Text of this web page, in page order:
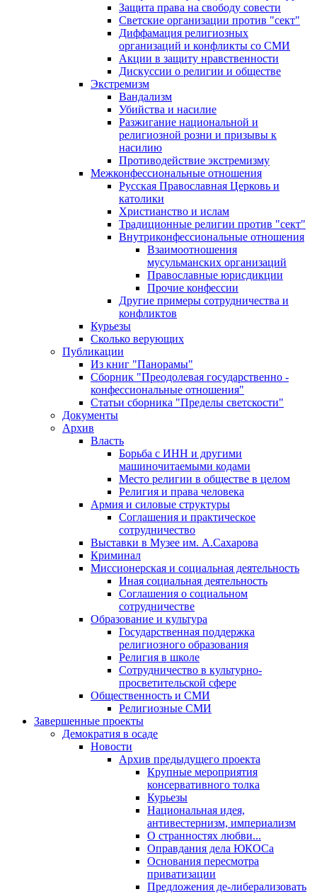
Защита права на свободу совести
Светские организации против "сект"
Диффамация религиозных
организаций и конфликты со СМИ
Акции в защиту нравственности
Дискуссии о религии и обществе
Экстремизм
Вандализм
Убийства и насилие
Разжигание национальной и
религиозной розни и призывы к
насилию
Противодействие экстремизму
Межконфессиональные отношения
Русская Православная Церковь и
католики
Христианство и ислам
Традиционные религии против "сект"
Внутриконфессиональные отношения
Взаимоотношения
мусульманских организаций
Православные юрисдикции
Прочие конфессии
Другие примеры сотрудничества и
конфликтов
Курьезы
Сколько верующих
Публикации
Из книг "Панорамы"
Сборник "Преодолевая государственно -
конфессиональные отношения"
Статьи сборника "Пределы светскости"
Документы
Архив
Власть
Борьба с ИНН и другими
машиночитаемыми кодами
Место религии в обществе в целом
Религия и права человека
Армия и силовые структуры
Соглашения и практическое
сотрудничество
Выставки в Музее им. А.Сахарова
Криминал
Миссионерская и социальная деятельность
Иная социальная деятельность
Соглашения о социальном
сотрудничестве
Образование и культура
Государственная поддержка
религиозного образования
Религия в школе
Сотрудничество в культурно-
просветительской сфере
Общественность и СМИ
Религиозные СМИ
Завершенные проекты
Демократия в осаде
Новости
Архив предыдущего проекта
Крупные мероприятия
консервативного толка
Курьезы
Национальная идея,
антивестернизм, империализм
О странностях любви...
Оправдания дела ЮКОСа
Основания пересмотра
приватизации
Предложения де-либерализовать